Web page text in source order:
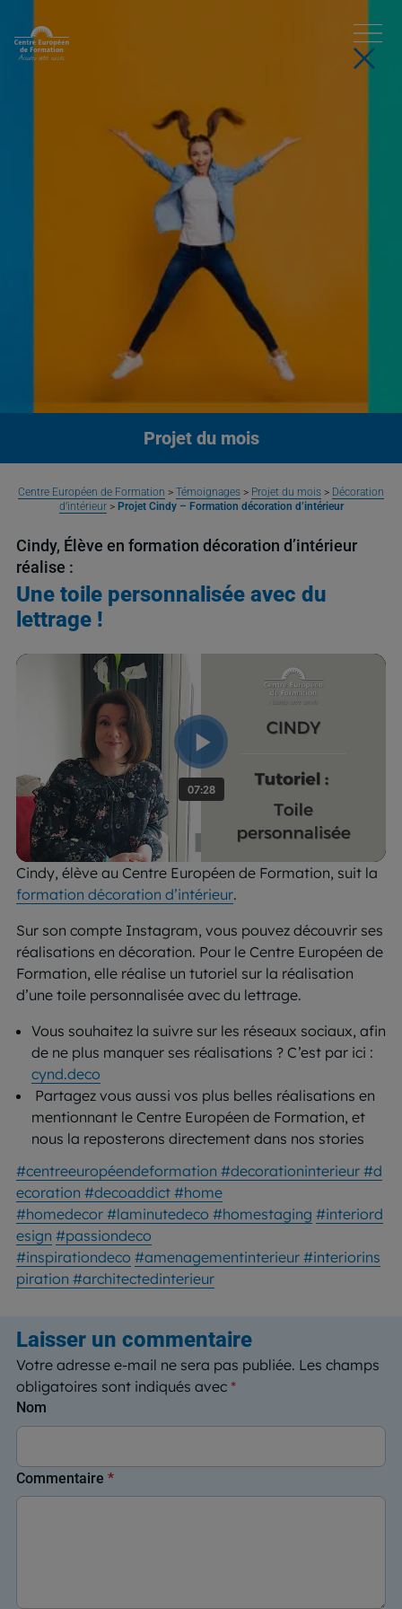
Projet du mois
Centre Européen de Formation > Témoignages > Projet du mois > Décoration
d’intérieur> Projet Cindy – Formation décoration d’intérieur
Cindy, Élève en formation décoration d’intérieur
réalise :
Une toile personnalisée avec du
lettrage !
Cindy, élève au Centre Européen de Formation, suit la
formation décoration d’intérieur.
Sur son compte Instagram, vous pouvez découvrir ses
réalisations en décoration. Pour le Centre Européen de
Formation, elle réalise un tutoriel sur la réalisation
d’une toile personnalisée avec du lettrage.
Vous souhaitez la suivre sur les réseaux sociaux, afin
de ne plus manquer ses réalisations ? C’est par ici :
cynd.deco
Partagez vous aussi vos plus belles réalisations en
mentionnant le Centre Européen de Formation, et
nous la reposterons directement dans nos stories
#centreeuropéendeformation #decorationinterieur #d
ecoration #decoaddict #home
#homedecor #laminutedeco #homestaging #interiord
esign #passiondeco
#inspirationdeco #amenagementinterieur #interiorins
piration #architectedinterieur
Laisser un commentaire
Votre adresse e-mail ne sera pas publiée. Les champs
obligatoires sont indiqués avec *
Nom
Commentaire *